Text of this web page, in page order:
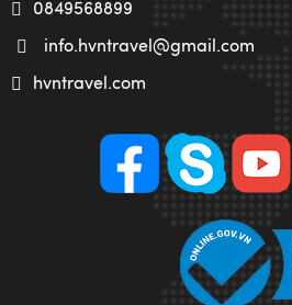
0849568899
info.hvntravel@gmail.com
hvntravel.com